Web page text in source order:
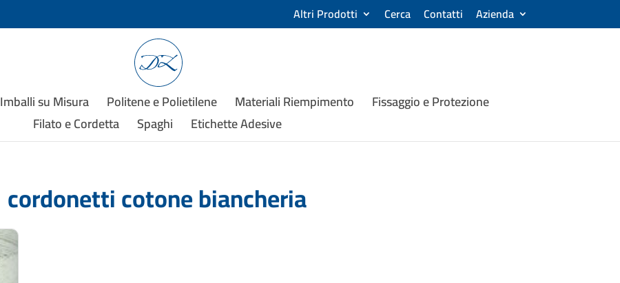
Altri Prodotti Cerca Contatti Azienda
Imballi su Misura Politene e Polietilene Materiali Riempimento
Fissaggio e Protezione
Filato e Cordetta
Spaghi Etichette Adesive
cordonetti cotone biancheria